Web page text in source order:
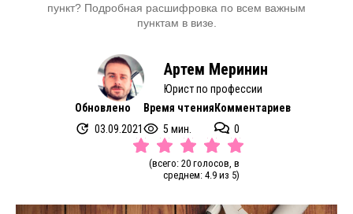
пункт? Подробная расшифровка по всем важным
пунктам в визе.
Артем Меринин
Юрист по профессии
Обновлено
03.09.2021
Время чтения
5 мин.
Комментариев
0
(всего: 20 голосов, в
среднем: 4.9 из 5)